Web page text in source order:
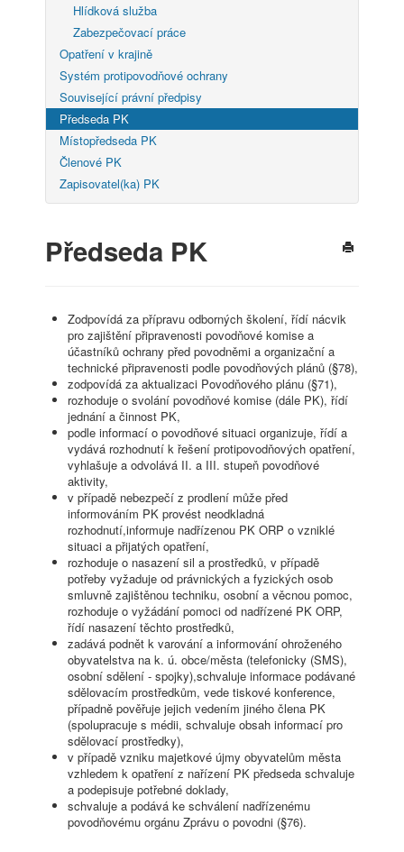
Hlídková služba
Zabezpečovací práce
Opatření v krajině
Systém protipovodňové ochrany
Související právní předpisy
Předseda PK
Místopředseda PK
Členové PK
Zapisovatel(ka) PK
Předseda PK
Zodpovídá za přípravu odborných školení, řídí nácvik
pro zajištění připravenosti povodňové komise a
účastníků ochrany před povodněmi a organizační a
technické připravenosti podle povodňových plánů (§78),
zodpovídá za aktualizaci Povodňového plánu (§71),
rozhoduje o svolání povodňové komise (dále PK), řídí
jednání a činnost PK,
podle informací o povodňové situaci organizuje, řídí a
vydává rozhodnutí k řešení protipovodňových opatření,
vyhlašuje a odvolává II. a III. stupeň povodňové
aktivity,
v případě nebezpečí z prodlení může před
informováním PK provést neodkladná
rozhodnutí,informuje nadřízenou PK ORP o vzniklé
situaci a přijatých opatření,
rozhoduje o nasazení sil a prostředků, v případě
potřeby vyžaduje od právnických a fyzických osob
smluvně zajištěnou techniku, osobní a věcnou pomoc,
rozhoduje o vyžádání pomoci od nadřízené PK ORP,
řídí nasazení těchto prostředků,
zadává podnět k varování a informování ohroženého
obyvatelstva na k. ú. obce/města (telefonicky (SMS),
osobní sdělení - spojky),schvaluje informace podávané
sdělovacím prostředkům, vede tiskové konference,
případně pověřuje jejich vedením jiného člena PK
(spolupracuje s médii, schvaluje obsah informací pro
sdělovací prostředky),
v případě vzniku majetkové újmy obyvatelům města
vzhledem k opatření z nařízení PK předseda schvaluje
a podepisuje potřebné doklady,
schvaluje a podává ke schválení nadřízenému
povodňovému orgánu Zprávu o povodni (§76).